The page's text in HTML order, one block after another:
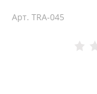
Арт. TRA-045